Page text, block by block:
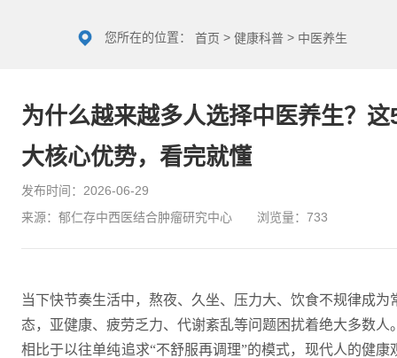
您所在的位置： 首页 > 健康科普 > 中医养生
为什么越来越多人选择中医养生？这
大核心优势，看完就懂
发布时间：2026-06-29
来源：郁仁存中西医结合肿瘤研究中心
浏览量： 733
当下快节奏生活中，熬夜、久坐、压力大、饮食不规律成为
态，亚健康、疲劳乏力、代谢紊乱等问题困扰着绝大多数人
相比于以往单纯追求“不舒服再调理”的模式，现代人的健康